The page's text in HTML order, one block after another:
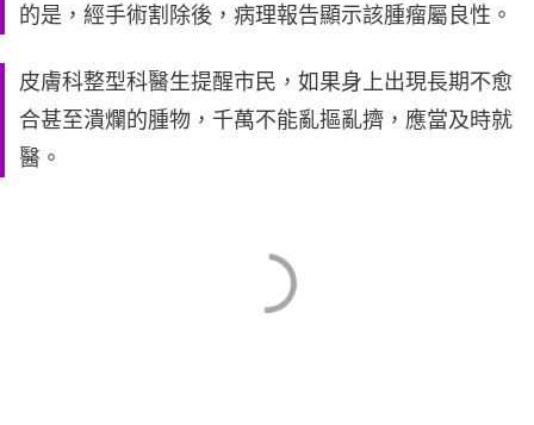
的是，經手術割除後，病理報告顯示該腫瘤屬良性。
皮膚科整型科醫生提醒市民，如果身上出現長期不愈
合甚至潰爛的腫物，千萬不能亂摳亂擠，應當及時就
醫。